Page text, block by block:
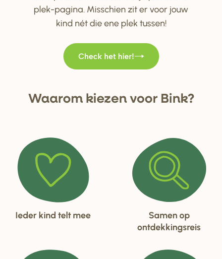
plek-pagina. Misschien zit er voor jouw
kind nét die ene plek tussen!
Check het hier!
Waarom kiezen voorBink?
Ieder kind telt mee
Samen op
ontdekkingsreis